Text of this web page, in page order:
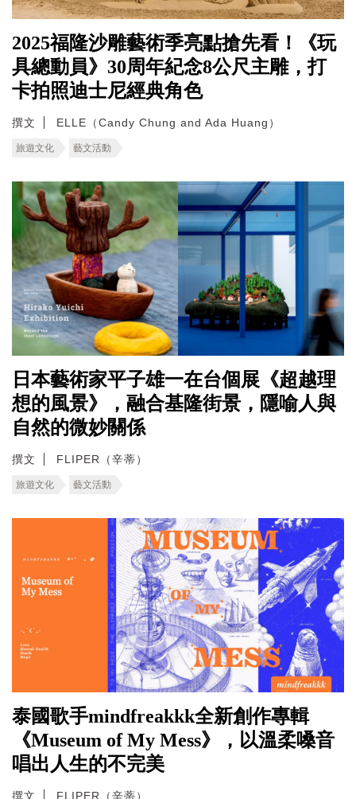
2025福隆沙雕藝術季亮點搶先看！《玩
具總動員》30周年紀念8公尺主雕，打
卡拍照迪士尼經典角色
撰文 ELLE（Candy Chung and Ada Huang）
旅遊文化 藝文活動
日本藝術家平子雄一在台個展《超越理
想的風景》，融合基隆街景，隱喻人與
自然的微妙關係
撰文 FLIPER（辛蒂）
旅遊文化 藝文活動
泰國歌手mindfreakkk全新創作專輯
《Museum of My Mess》，以溫柔嗓音
唱出人生的不完美
撰文 FLIPER（辛蒂）